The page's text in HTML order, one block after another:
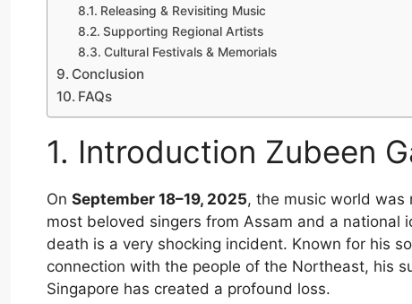
Releasing & Revisiting Music
Supporting Regional Artists
Cultural Festivals & Memorials
Conclusion
FAQs
1. Introduction Zubeen
On September 18–19, 2025, the music world was
most beloved singers from Assam and a national
death is a very shocking incident. Known for his
connection with the people of the Northeast, his
Singapore has created a profound loss.